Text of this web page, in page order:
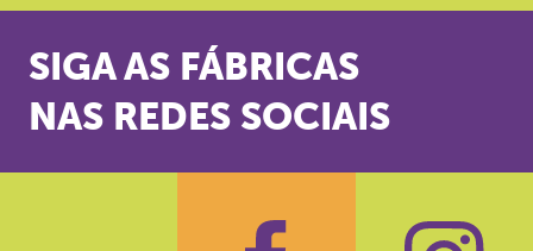
SIGA AS FÁBRICAS
NAS REDES SOCIAIS